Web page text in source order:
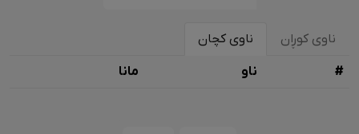
ناوی کوڕان ناوی کچان
# ناو مانا